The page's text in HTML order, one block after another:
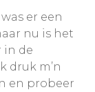
er een
nu is het
in de
druk m’n
en probeer